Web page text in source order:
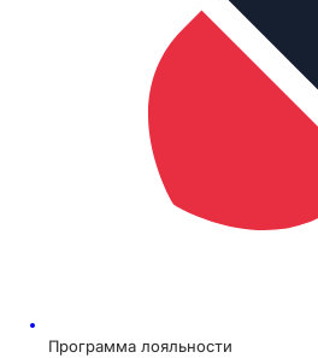
Программа лояльности